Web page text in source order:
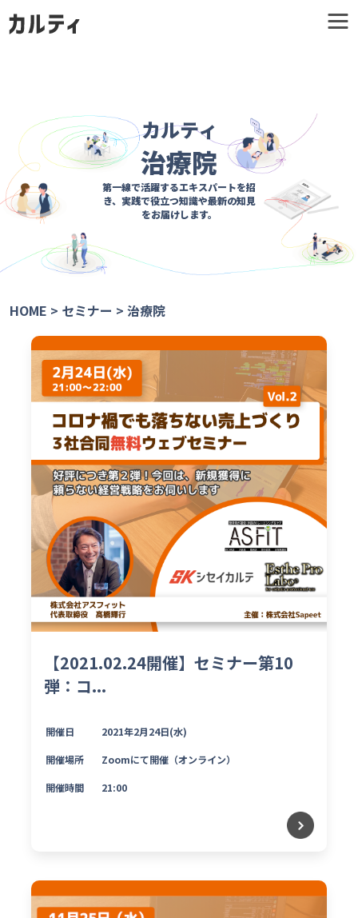
カルティ
治療院
第一線で活躍するエキスパートを招
き、 実践で役立つ知識や最新の知見
をお届けします。
HOME > セミナー > 治療院
【2021.02.24開催】セミナー第10
弾：コ...
開催日 2021年2月24日(水)
開催場所 Zoomにて開催（オンライン）
開催時間 21:00